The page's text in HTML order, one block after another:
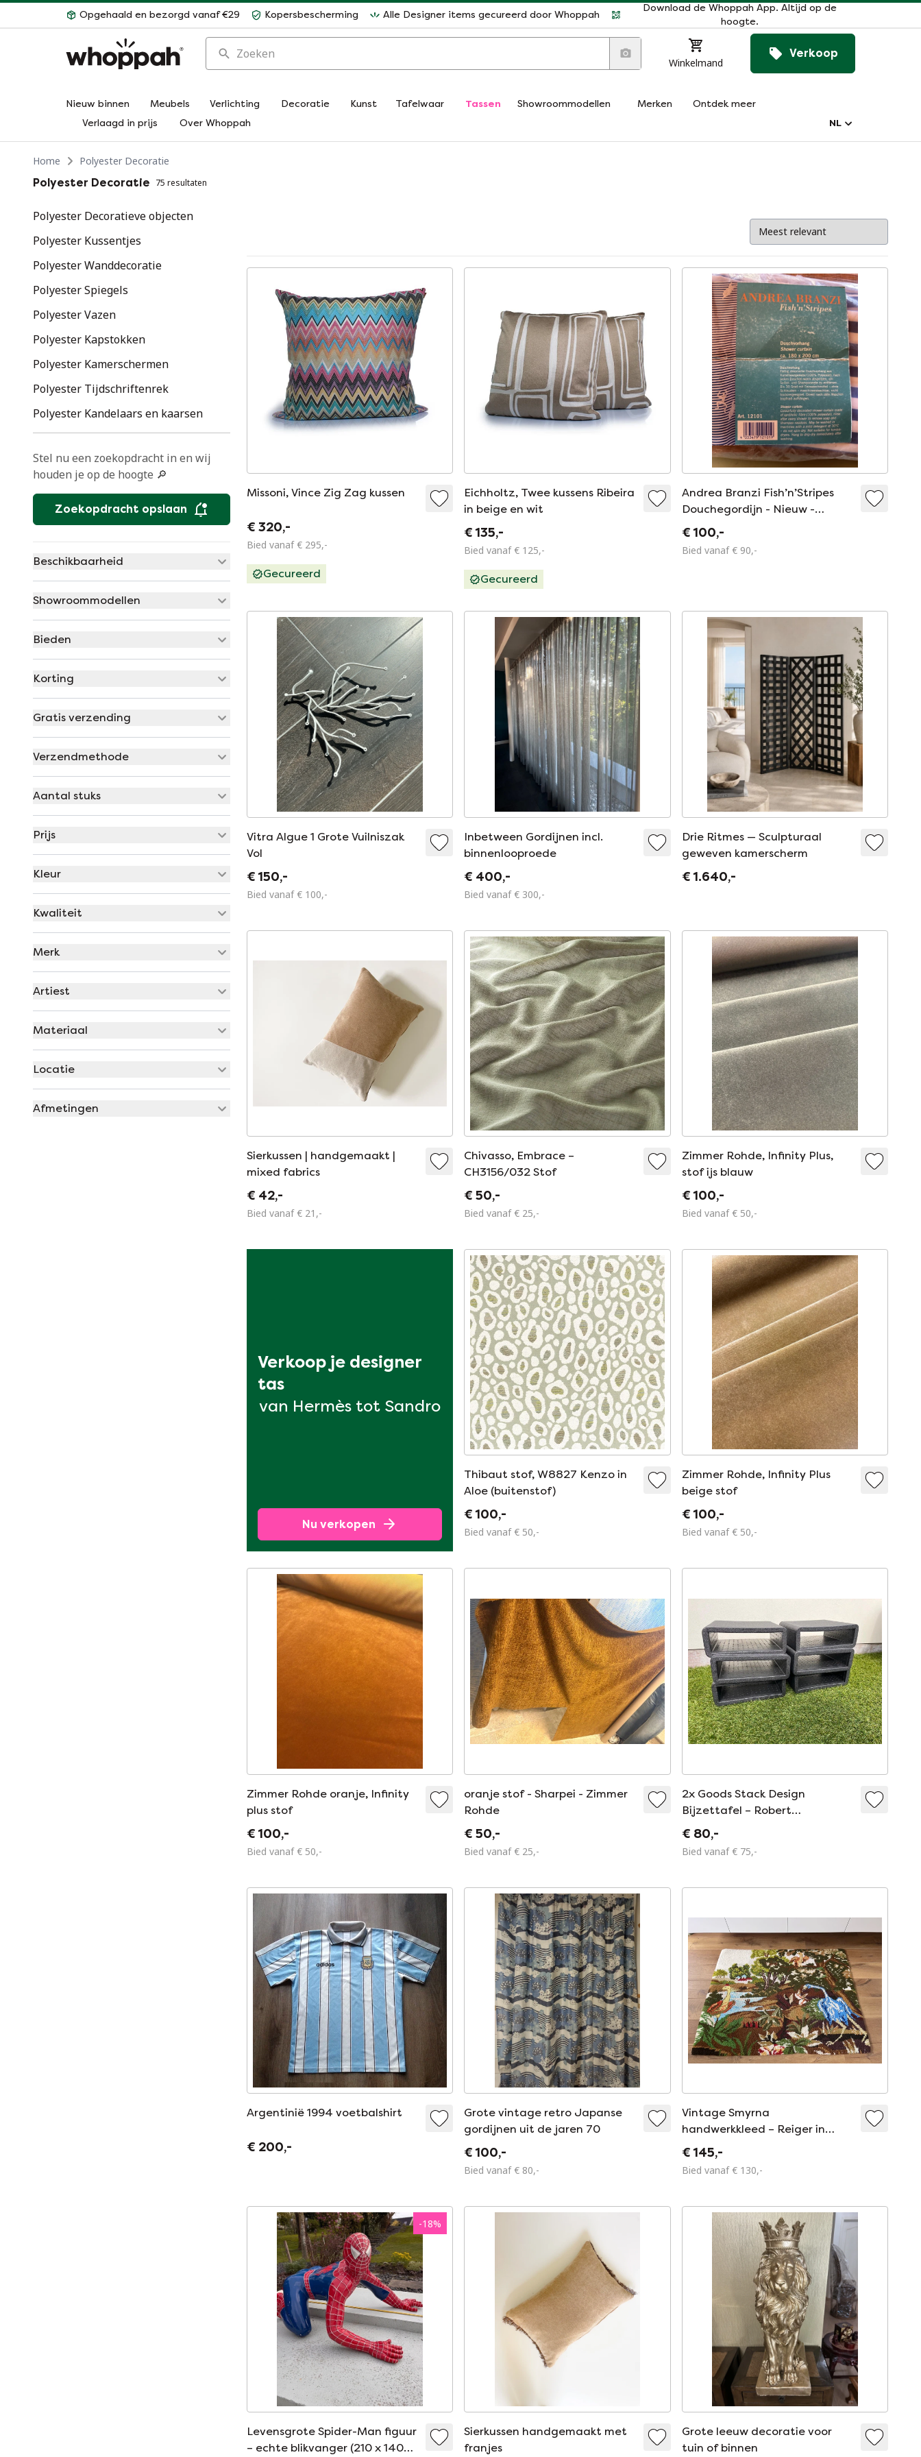
Opgehaald en bezorgd vanaf €29 Kopersbescherming Alle Designer items gecureerd door Whoppah
Download de Whoppah App. Altijd op de
hoogte.
Zoeken
Winkelmand
Verkoop
Nieuw binnen Meubels Verlichting Decoratie Kunst Tafelwaar Tassen Showroommodellen Merken
Ontdek meer
Verlaagd in prijs
Over Whoppah NL
Home
Polyester Decoratie
Polyester Decoratie 75 resultaten
Polyester Decoratieve objecten
Polyester Kussentjes
Polyester Wanddecoratie
Polyester Spiegels
Polyester Vazen
Polyester Kapstokken
Polyester Kamerschermen
Polyester Tijdschriftenrek
Polyester Kandelaars en kaarsen
Stel nu een zoekopdracht in en wij
houden je op de hoogte 🔎
Zoekopdracht opslaan
Beschikbaarheid
Showroommodellen
Bieden
Korting
Gratis verzending
Verzendmethode
Aantal stuks
Prijs
Kleur
Kwaliteit
Merk
Artiest
Materiaal
Locatie
Afmetingen
Missoni, Vince Zig Zag kussen
€ 320,-
Bied vanaf € 295,-
Gecureerd
Eichholtz, Twee kussens Ribeira
in beige en wit
€ 135,-
Bied vanaf € 125,-
Gecureerd
Andrea Branzi Fish’n’Stripes
Douchegordijn - Nieuw -
Postmodern - Memphis-Style -
Sottsass-Style
€ 100,-
Bied vanaf € 90,-
Vitra Algue 1 Grote Vuilniszak
Vol
€ 150,-
Bied vanaf € 100,-
Inbetween Gordijnen incl.
binnenlooproede
€ 400,-
Bied vanaf € 300,-
Drie Ritmes — Sculpturaal
geweven kamerscherm
€ 1.640,-
Sierkussen | handgemaakt |
mixed fabrics
€ 42,-
Bied vanaf € 21,-
Chivasso, Embrace –
CH3156/032 Stof
€ 50,-
Bied vanaf € 25,-
Zimmer Rohde, Infinity Plus,
stof ijs blauw
€ 100,-
Bied vanaf € 50,-
Verkoop je designer
tas
van Hermès tot Sandro
Nu verkopen
Thibaut stof, W8827 Kenzo in
Aloe (buitenstof)
€ 100,-
Bied vanaf € 50,-
Zimmer Rohde, Infinity Plus
beige stof
€ 100,-
Bied vanaf € 50,-
Zimmer Rohde oranje, Infinity
plus stof
€ 100,-
Bied vanaf € 50,-
oranje stof - Sharpei - Zimmer
Rohde
€ 50,-
Bied vanaf € 25,-
2x Goods Stack Design
Bijzettafel – Robert
Bronwasser
€ 80,-
Bied vanaf € 75,-
Argentinië 1994 voetbalshirt
€ 200,-
Grote vintage retro Japanse
gordijnen uit de jaren 70
€ 100,-
Bied vanaf € 80,-
Vintage Smyrna
handwerkkleed – Reiger in
natuurtafereel – 105 x 133 cm
€ 145,-
Bied vanaf € 130,-
-18%
Levensgrote Spider-Man figuur
– echte blikvanger (210 x 140
Sierkussen handgemaakt met
franjes
Grote leeuw decoratie voor
tuin of binnen